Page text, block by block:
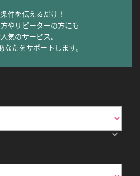
件を伝えるだけ！
やリピーターの方にも
気のサービス。
なたをサポートします。